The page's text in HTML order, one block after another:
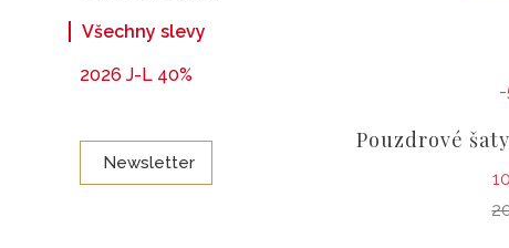
Všechny slevy
2026 J-L 40%
Newsletter
Pouzdrové